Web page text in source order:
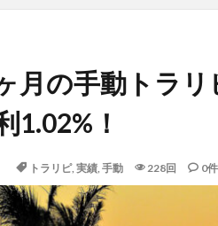
月の手動トラ
1.02%！
トラリピ, 実績, 手動 228回 0件